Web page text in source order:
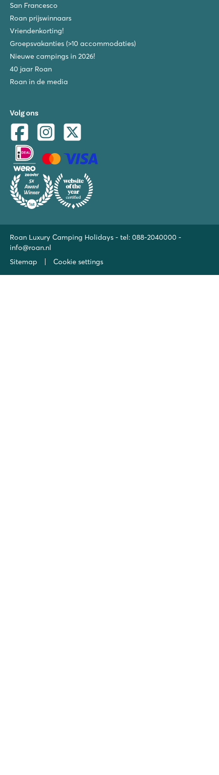
San Francesco
Roan prijswinnaars
Vriendenkorting!
Groepsvakanties (>10 accommodaties)
Nieuwe campings in 2026!
40 jaar Roan
Roan in de media
Volg ons
Roan Luxury Camping Holidays - tel: 088-2040000 -
info@roan.nl
Sitemap
Cookie settings